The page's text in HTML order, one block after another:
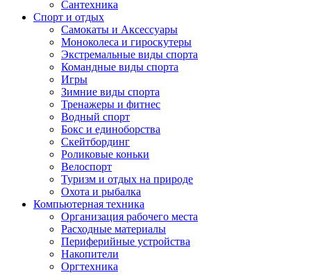
Сантехника
Спорт и отдых
Самокаты и Аксессуары
Моноколеса и гироскутеры
Экстремальные виды спорта
Командные виды спорта
Игры
Зимние виды спорта
Тренажеры и фитнес
Водный спорт
Бокс и единоборства
Скейтбординг
Роликовые коньки
Велоспорт
Туризм и отдых на природе
Охота и рыбалка
Компьютерная техника
Организация рабочего места
Расходные материалы
Периферийные устройства
Накопители
Оргтехника